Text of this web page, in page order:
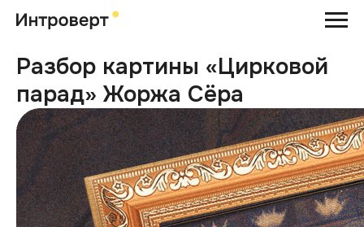
Разбор картины «Цирковой
парад» Жоржа Сёра